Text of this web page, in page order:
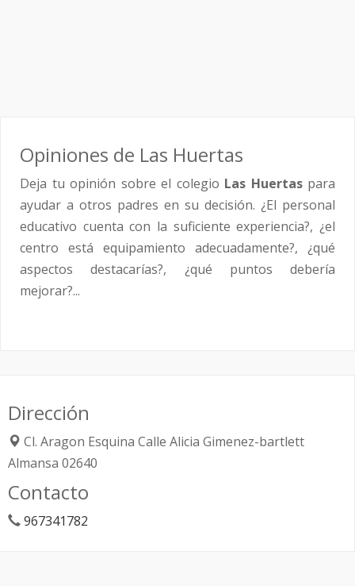
Opiniones de Las Huertas
Deja tu opinión sobre el colegio Las Huertaspara
ayudar a otros padres en su decisión. ¿El personal
educativo cuenta con la suficiente experiencia?, ¿el
centro está equipamiento adecuadamente?, ¿qué
aspectos destacarías?, ¿qué puntos debería
mejorar?...
Dirección
Cl. Aragon Esquina Calle Alicia Gimenez-bartlett
Almansa 02640
Contacto
967341782